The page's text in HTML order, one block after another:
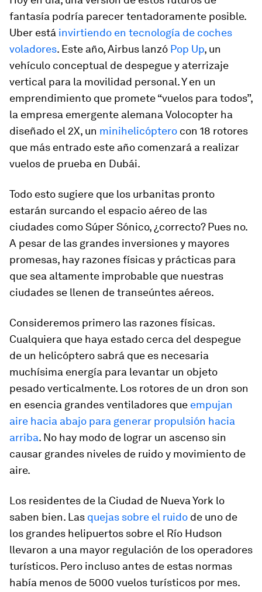
fantasía podría parecer tentadoramente posible.
Uber está invirtiendo en tecnología de coches
voladores. Este año, Airbus lanzó Pop Up, un
vehículo conceptual de despegue y aterrizaje
vertical para la movilidad personal. Y en un
emprendimiento que promete “vuelos para todos”,
la empresa emergente alemana Volocopter ha
diseñado el 2X, un minihelicóptero con 18 rotores
que más entrado este año comenzará a realizar
vuelos de prueba en Dubái.
Todo esto sugiere que los urbanitas pronto
estarán surcando el espacio aéreo de las
ciudades como Súper Sónico, ¿correcto? Pues no.
A pesar de las grandes inversiones y mayores
promesas, hay razones físicas y prácticas para
que sea altamente improbable que nuestras
ciudades se llenen de transeúntes aéreos.
Consideremos primero las razones físicas.
Cualquiera que haya estado cerca del despegue
de un helicóptero sabrá que es necesaria
muchísima energía para levantar un objeto
pesado verticalmente. Los rotores de un dron son
en esencia grandes ventiladores que empujan
aire hacia abajo para generar propulsión hacia
arriba. No hay modo de lograr un ascenso sin
causar grandes niveles de ruido y movimiento de
aire.
Los residentes de la Ciudad de Nueva York lo
saben bien. Las quejas sobre el ruido de uno de
los grandes helipuertos sobre el Río Hudson
llevaron a una mayor regulación de los operadores
turísticos. Pero incluso antes de estas normas
había menos de 5000 vuelos turísticos por mes.